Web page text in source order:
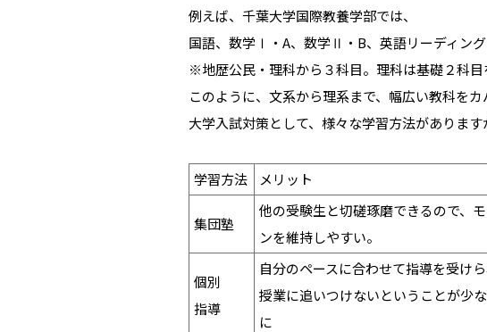
例えば、千葉大学国際教養学部では、
国語、数学Ⅰ・A、数学Ⅱ・B、英語リーディン
※地歴公民・理科から３科目。理科は基礎２科目
このように、文系から理系まで、幅広い教科をカ
大学入試対策として、様々な学習方法がありま
学習方法 メリット
集団塾
他の受験生と切磋琢磨できるので、
ンを維持しやすい。
個別
指導
自分のペースに合わせて指導を受けら
授業に追いつけないということが少
に